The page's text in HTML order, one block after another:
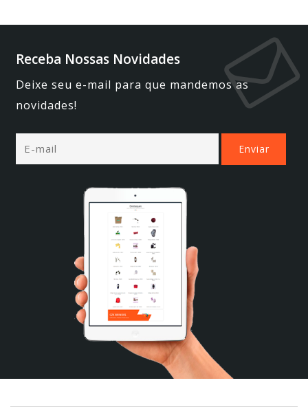
Receba Nossas Novidades
Deixe seu e-mail para que mandemos as
novidades!